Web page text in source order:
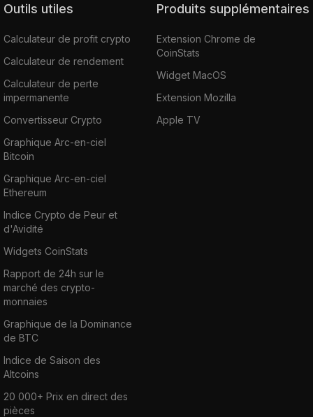
Outils utiles
Calculateur de profit crypto
Calculateur de rendement
Calculateur de perte
impermanente
Convertisseur Crypto
Graphique Arc-en-ciel
Bitcoin
Graphique Arc-en-ciel
Ethereum
Indice Crypto de Peur et
d'Avidité
Widgets CoinStats
Rapport de 24h sur le
marché des crypto-
monnaies
Graphique de la Dominance
de BTC
Indice de Saison des
Altcoins
20 000+ Prix en direct des
pièces
Produits supplémentaires
Extension Chrome de
CoinStats
Widget MacOS
Extension Mozilla
Apple TV